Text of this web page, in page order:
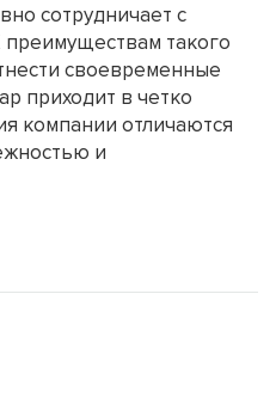
сотрудничает с
преимуществам такого
своевременные
приходит в четко
компании отличаются
и